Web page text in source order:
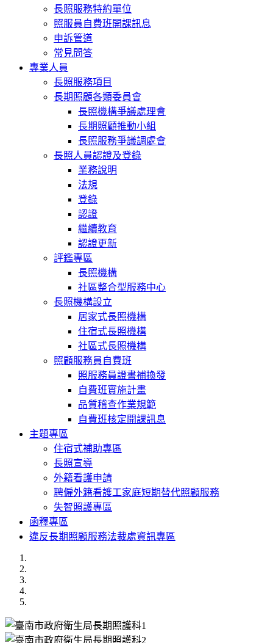
長照服務特約單位
照服員自費班開課訊息
申訴管道
常見問答
專業人員
長照服務項目
長期照顧各類委員會
長照機構爭議處理會
長期照顧推動小組
長照服務爭議調處會
長照人員認證及登錄
業務說明
法規
登錄
認證
繼續教育
認證更新
評鑑專區
長照機構
社區整合型服務中心
長照機構設立
居家式長照機構
住宿式長照機構
社區式長照機構
照顧服務員自費班
照服務員證書補換發
自費班實施計畫
品質稽查作業規範
自費班核定開課訊息
主題專區
住宿式補助專區
長照宣導
外籍看護申請
聘僱外籍看護工家庭短期替代照顧服務
失智照護專區
函釋專區
違反長期照顧服務法裁處資訊專區